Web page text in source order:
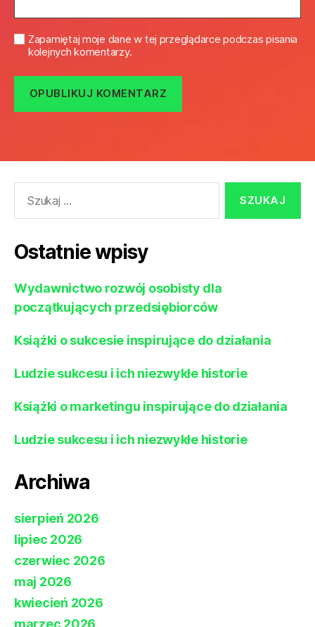
Zapamiętaj moje dane w tej przeglądarce podczas pisania
kolejnych komentarzy.
Ostatnie wpisy
Wydawnictwo rozwój osobisty dla
początkujących przedsiębiorców
Książki o sukcesie inspirujące do działania
Ludzie sukcesu i ich niezwykłe historie
Książki o marketingu inspirujące do działania
Ludzie sukcesu i ich niezwykłe historie
Archiwa
sierpień 2026
lipiec 2026
czerwiec 2026
maj 2026
kwiecień 2026
marzec 2026